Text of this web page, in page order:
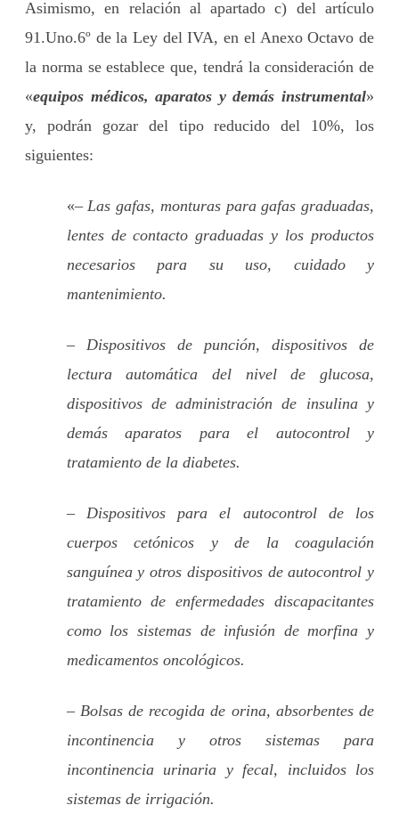
Asimismo, en relación al apartado c) del artículo
91.Uno.6º de la Ley del IVA, en el Anexo Octavo de
la norma se establece que, tendrá la consideración de
«equipos médicos, aparatos y demás instrumental»
y, podrán gozar del tipo reducido del 10%, los
siguientes:
«– Las gafas, monturas para gafas graduadas,
lentes de contacto graduadas y los productos
necesarios para su uso, cuidado y
mantenimiento.
– Dispositivos de punción, dispositivos de
lectura automática del nivel de glucosa,
dispositivos de administración de insulina y
demás aparatos para el autocontrol y
tratamiento de la diabetes.
– Dispositivos para el autocontrol de los
cuerpos cetónicos y de la coagulación
sanguínea y otros dispositivos de autocontrol y
tratamiento de enfermedades discapacitantes
como los sistemas de infusión de morfina y
medicamentos oncológicos.
– Bolsas de recogida de orina, absorbentes de
incontinencia y otros sistemas para
incontinencia urinaria y fecal, incluidos los
sistemas de irrigación.